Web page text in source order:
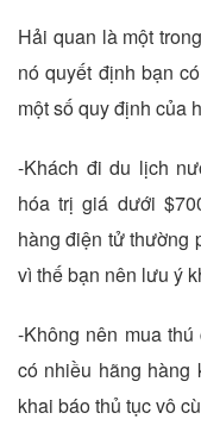
Hải quan là một
nó quyết định bạn
một số quy định của
-Khách đi du lịch
hóa trị giá dưới
hàng điện tử thường
vì thế bạn nên lưu ý
-Không nên mua
có nhiều hãng hàng
khai báo thủ tục vô